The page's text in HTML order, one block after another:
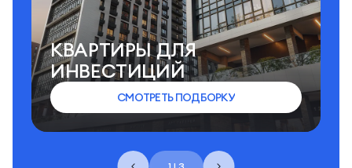
КВАРТИРЫ ДЛЯ
ИНВЕСТИЦИЙ
СМОТРЕТЬ ПОДБОРКУ